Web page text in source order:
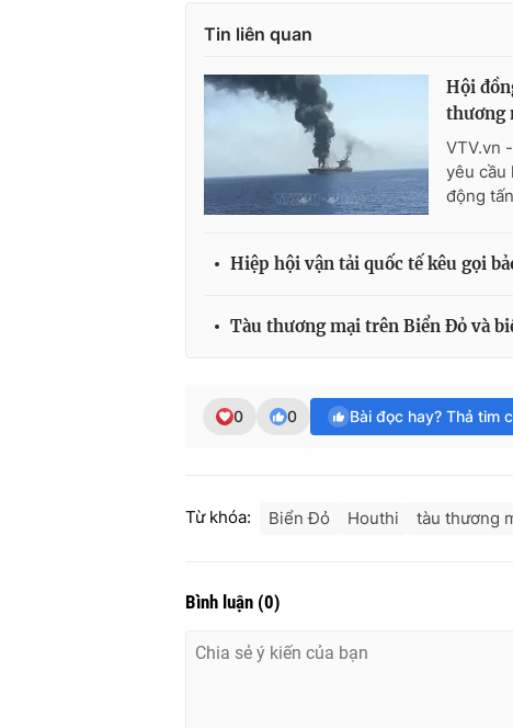
Tin liên quan
Hội
thương
VTV.vn
yêu cầu
động
Hiệp hội vận tải quốc tế kêu gọi
Tàu thương mại trên Biển Đỏ và
0 0 Bài đọc hay? Thả tim
Từ khóa: Biển Đỏ Houthi tàu thương
Bình luận (0)